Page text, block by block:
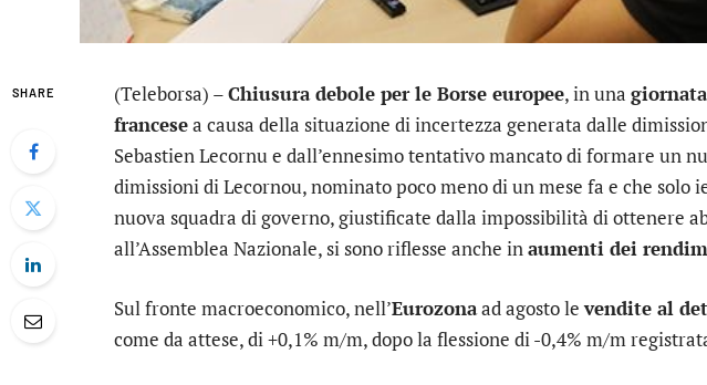
SHARE (Teleborsa) –Chiusura debole per le Borse europee, in una
francesea causa della situazione di incertezza generata dalle
Sebastien Lecornu e dall’ennesimo tentativo mancato di formare un
dimissioni di Lecornou, nominato poco meno di un mese fa e che solo
nuova squadra di governo, giustificate dalla impossibilità di ottenere
all’Assemblea Nazionale, si sono riflesse anche inaumenti dei
Sul fronte macroeconomico, nell’Eurozonaad agosto levendite al
come da attese, di +0,1% m/m, dopo la flessione di -0,4% m/m